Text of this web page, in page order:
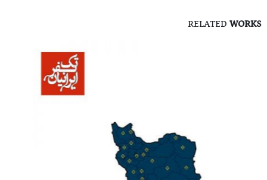
RELATEDWORKS